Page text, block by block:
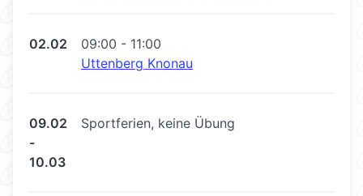
02.02
09:00 - 11:00
Uttenberg Knonau
09.02
-
10.03
Sportferien, keine Übung